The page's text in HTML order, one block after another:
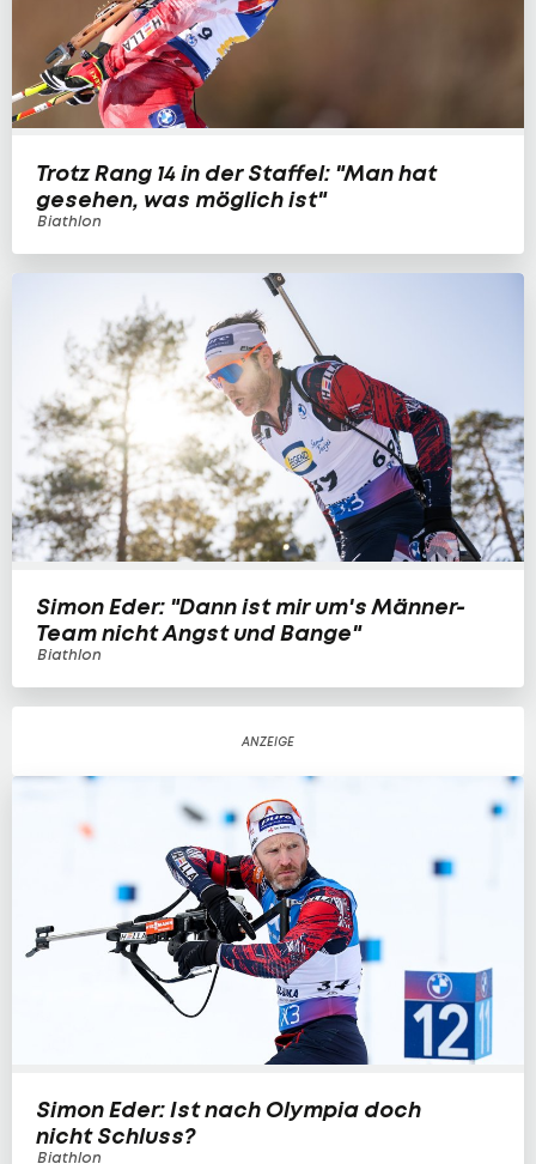
Trotz Rang 14 in der Staffel: "Man hat
gesehen, was möglich ist"
Biathlon
Simon Eder: "Dann ist mir um's Männer-
Team nicht Angst und Bange"
Biathlon
Simon Eder: Ist nach Olympia doch
nicht Schluss?
Biathlon